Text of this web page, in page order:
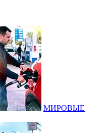
МИРОВЫЕ